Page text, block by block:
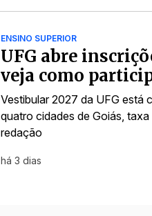
ENSINO SUPERIOR
UFG abre
veja como
Vestibular 2027 da UFG está
quatro cidades de Goiás,
redação
há 3 dias